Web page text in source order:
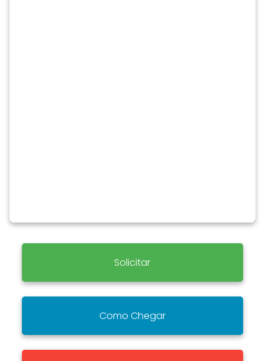
Solicitar
Como Chegar